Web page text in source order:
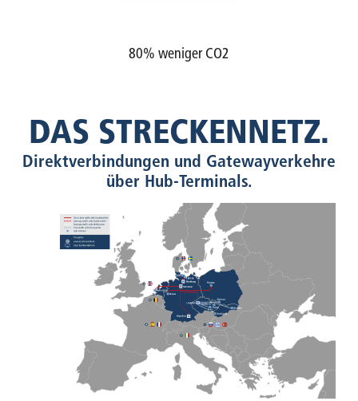
80% weniger CO2
DAS STRECKENNETZ.
Direktverbindungen und Gatewayverkehre
über Hub-Terminals.